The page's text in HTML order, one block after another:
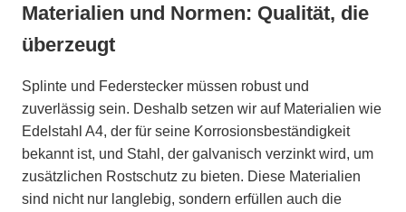
Materialien und Normen: Qualität, die
überzeugt
Splinte und Federstecker müssen robust und
zuverlässig sein. Deshalb setzen wir auf Materialien wie
Edelstahl A4, der für seine Korrosionsbeständigkeit
bekannt ist, und Stahl, der galvanisch verzinkt wird, um
zusätzlichen Rostschutz zu bieten. Diese Materialien
sind nicht nur langlebig, sondern erfüllen auch die